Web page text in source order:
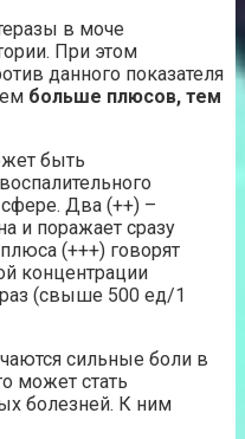
в моче
При этом
данного показателя
больше плюсов, тем
быть
Два (++) –
и поражает сразу
(+++) говорят
концентрации
(свыше 500 ед/1
сильные боли в
может стать
болезней. К ним